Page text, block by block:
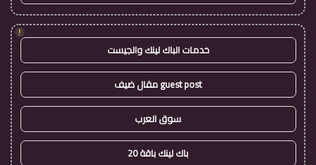
!
خدمات الباك لينك والجيست
guest post مقال ضيف
سوق العرب
باك لينك باقة 20